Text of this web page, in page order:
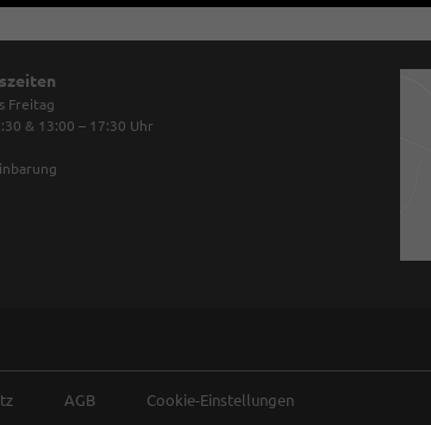
Freitag
& 13:00 – 17:30 Uhr
AGB Cookie-Einstellungen